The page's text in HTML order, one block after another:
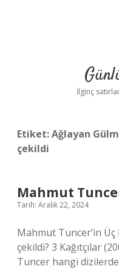
İlginç
Etiket:Ağlayan
çekildi
Mahmut
Tarih: Aralık 22, 2024
Mahmut Tuncer’in Üç
çekildi? 3 Kağıtçılar
Tuncer hangi